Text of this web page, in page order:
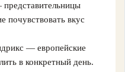
почувствовать вкус
— европейские
в конкретный день.